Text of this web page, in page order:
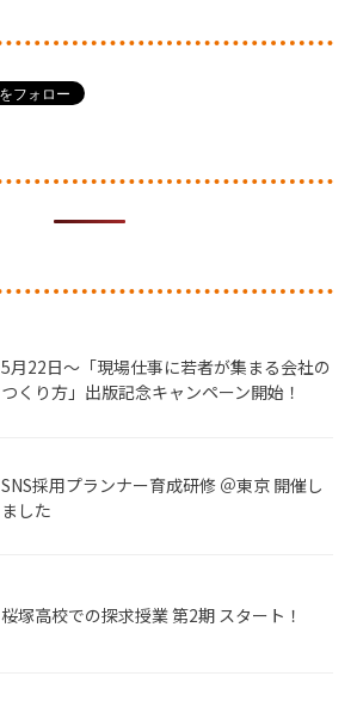
5月22日〜「現場仕事に若者が集まる会社の
つくり方」出版記念キャンペーン開始！
SNS採用プランナー育成研修 ＠東京 開催し
ました
桜塚高校での探求授業 第2期 スタート！